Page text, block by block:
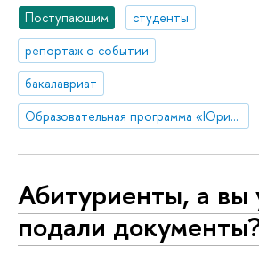
Поступающим
студенты
репортаж о событии
бакалавриат
Образовательная программа «Юриспруденция: цифровой юрист»
Абитуриенты, а вы
подали